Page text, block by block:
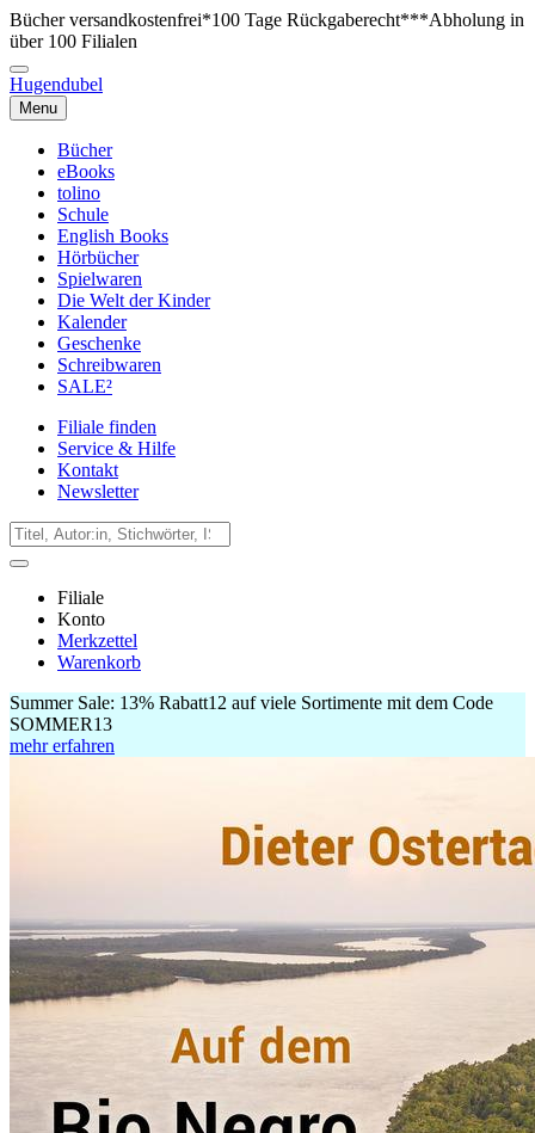
Bücher versandkostenfrei*100 Tage Rückgaberecht***Abholung in
über 100 Filialen
Hugendubel
Menu
Bücher
eBooks
tolino
Schule
English Books
Hörbücher
Spielwaren
Die Welt der Kinder
Kalender
Geschenke
Schreibwaren
SALE²
Filiale finden
Service & Hilfe
Kontakt
Newsletter
Filiale
Konto
Merkzettel
Warenkorb
Summer Sale: 13% Rabatt12 auf viele Sortimente mit dem Code
SOMMER13
mehr erfahren